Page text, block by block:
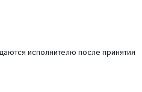
исполнителю после принятия